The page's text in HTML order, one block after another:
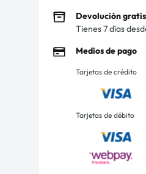
Devolución gratis
Tienes 7 días
Medios de pago
Tarjetas de crédito
Tarjetas de débito